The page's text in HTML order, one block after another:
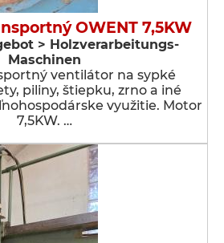
OWENT 7,5KW
> Holzverarbeitungs-
Maschinen
ventilátor na sypké
piliny, štiepku, zrno a iné
využitie. Motor
7,5KW. …